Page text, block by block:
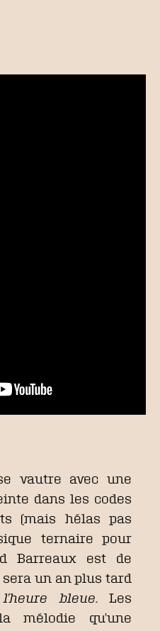
vautre avec une
dans les codes
(mais hélas pas
ternaire pour
Barreaux est de
un an plus tard
bleue. Les
mélodie qu’une